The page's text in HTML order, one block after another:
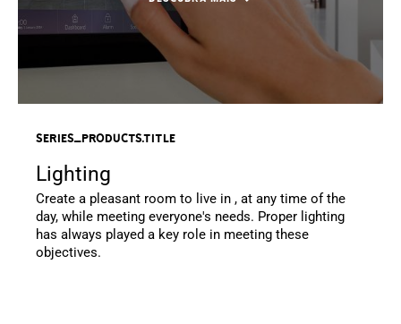
series_products.title
Lighting
Create a pleasant room to live in , at any time of the
day, while meeting everyone's needs. Proper lighting
has always played a key role in meeting these
objectives.